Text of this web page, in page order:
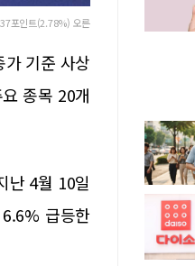
포인트(2.78%) 오른
기준 사상
종목 20개
난 4월 10일
급등한